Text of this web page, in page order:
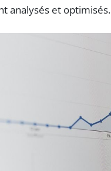
analysés et optimisés.